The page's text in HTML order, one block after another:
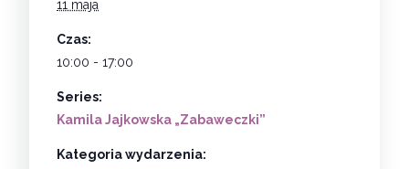
11 maja
Czas:
10:00 - 17:00
Series:
Kamila Jajkowska „Zabaweczki”
Kategoria wydarzenia: